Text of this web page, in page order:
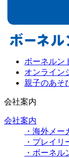
ボーネルン
オンライン
親子のあそ
会社案内
会社案内
・海外メー
・プレイ
・ボーネル